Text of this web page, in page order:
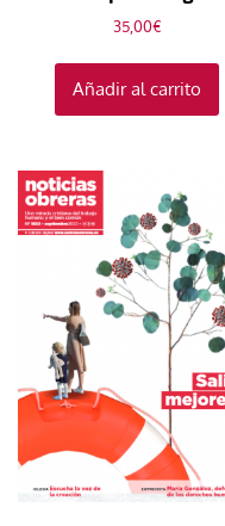
35,00€
Añadir al carrito